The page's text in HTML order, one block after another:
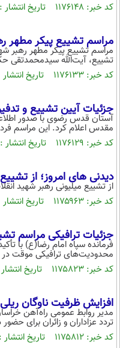
کد خبر: ۱۱۷۶۱۴۸ تاریخ انتشار : ۱۴۰۵/۰۴/۱۷
مراسم تشییع پیکر مطهر
تشییع، آیت‌الله سیدمحمدتقی
کد خبر: ۱۱۷۶۱۳۳ تاریخ انتشار : ۱۴۰۵/۰۴/۱۷
جزئیات آیین تشییع و
مقدس اعلام کرد. این مراسم
کد خبر: ۱۱۷۶۱۲۹ تاریخ انتشار : ۱۴۰۵/۰۴/۱۷
دیدنی های امروز؛ از
از تشییع میلیونی رهبر شهید
کد خبر: ۱۱۷۵۹۶۳ تاریخ انتشار : ۱۴۰۵/۰۴/۱۷
جزئیات ترافیکی مراسم
فرمانده سپاه امام رضا(ع) با
محدودیت‌های ترافیکی موقت در
کد خبر: ۱۱۷۵۸۲۳ تاریخ انتشار : ۱۴۰۵/۰۴/۱۶
افزایش ظرفیت ناوگان
مدیر روابط عمومی راه‌آهن
تردد عزاداران و زائران برای
کد خبر: ۱۱۷۵۸۱۲ تاریخ انتشار : ۱۴۰۵/۰۴/۱۶